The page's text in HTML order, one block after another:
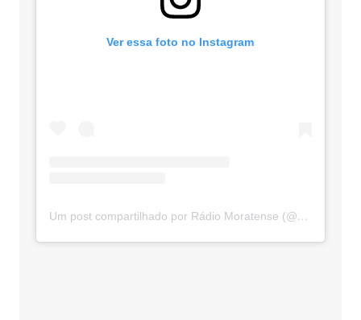
Ver essa foto no Instagram
Um post compartilhado por Rádio Moratense (@radio_moratense)